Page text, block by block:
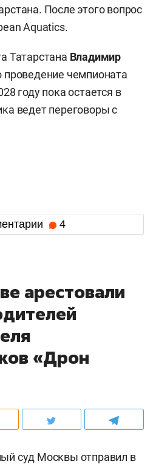
После этого вопрос
Aquatics.
Татарстана Владимир
проведение чемпионата
году пока остается в
ведет переговоры с
4
арестовали
«Дрон
суд Москвы отправил в